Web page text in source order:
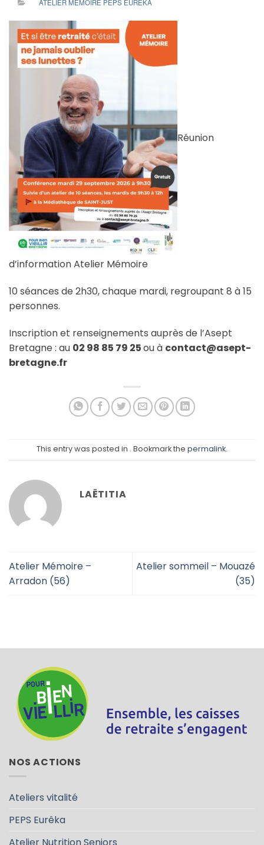
ATELIER MÉMOIRE PEPS EURÊKA
Réunion
d’information Atelier Mémoire
10 séances de 2h30, chaque mardi, regroupant 8 à 15
personnes.
Inscription et renseignements auprès de l’Asept
Bretagne : au 02 98 85 79 25ou à contact@asept-
bretagne.fr
This entry was posted in . Bookmark the permalink.
LAËTITIA
Atelier Mémoire –
Arradon (56)
Atelier sommeil – Mouazé
(35)
NOS ACTIONS
Ateliers vitalité
PEPS Eurêka